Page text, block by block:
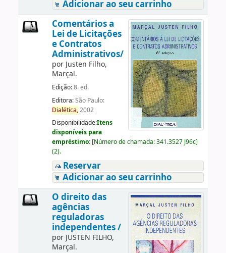
Adicionar ao seu carrinho
Comentários a
Lei de Licitações
e Contratos
Administrativos/
por Justen Filho,
Marçal.
Edição:8. ed.
Editora:São Paulo:
Dialética,2002
Disponibilidade:Itens
disponíveis para
empréstimo: [Número de chamada:341.3527 J96c]
(2).
Reservar
Adicionar ao seu carrinho
O direito das
agências
reguladoras
independentes /
por JUSTEN FILHO,
Marçal.